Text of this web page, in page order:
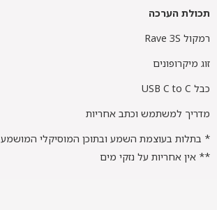
תכולת הערכה
רמקול Rave 3S
זוג מיקרופונים
כבל USB C to C
מדריך למשתמש וכתב אחריות
* בתלות בעוצמת השמע ובתוכן המוסיקלי המושמע
** אין אחריות על נזקי מים